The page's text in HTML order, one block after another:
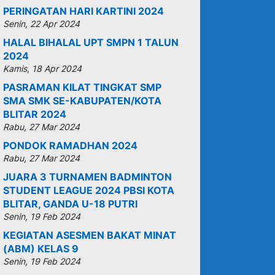
PERINGATAN HARI KARTINI 2024
Senin, 22 Apr 2024
HALAL BIHALAL UPT SMPN 1 TALUN
2024
Kamis, 18 Apr 2024
PASRAMAN KILAT TINGKAT SMP
SMA SMK SE-KABUPATEN/KOTA
BLITAR 2024
Rabu, 27 Mar 2024
PONDOK RAMADHAN 2024
Rabu, 27 Mar 2024
JUARA 3 TURNAMEN BADMINTON
STUDENT LEAGUE 2024 PBSI KOTA
BLITAR, GANDA U-18 PUTRI
Senin, 19 Feb 2024
KEGIATAN ASESMEN BAKAT MINAT
(ABM) KELAS 9
Senin, 19 Feb 2024